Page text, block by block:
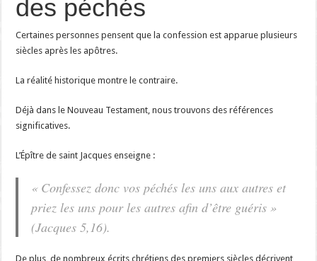
des péchés
Certaines personnes pensent que la confession est apparue plusieurs
siècles après les apôtres.
La réalité historique montre le contraire.
Déjà dans le Nouveau Testament, nous trouvons des références
significatives.
L’Épître de saint Jacques enseigne :
« Confessez donc vos péchés les uns aux autres et
priez les uns pour les autres afin d’être guéris »
(Jacques 5,16).
De plus, de nombreux écrits chrétiens des premiers siècles décrivent